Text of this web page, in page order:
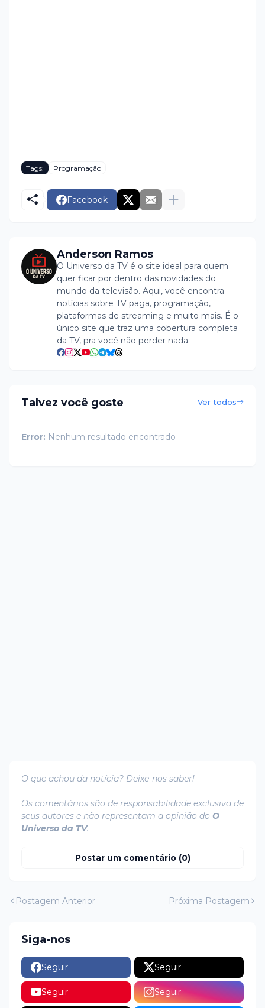
Tags: Programação
Facebook
Anderson Ramos
O Universo da TV é o site ideal para quem
quer ficar por dentro das novidades do
mundo da televisão. Aqui, você encontra
notícias sobre TV paga, programação,
plataformas de streaming e muito mais. É o
único site que traz uma cobertura completa
da TV, pra você não perder nada.
Talvez você goste Ver todos
Error: Nenhum resultado encontrado
O que achou da notícia? Deixe-nos saber!
Os comentários são de responsabilidade exclusiva de
seus autores e não representam a opinião do O
Universo da TV.
Postar um comentário (0)
Postagem Anterior Próxima Postagem
Siga-nos
Seguir Seguir
Seguir Seguir